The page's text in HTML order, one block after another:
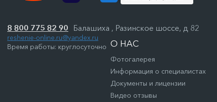
О НАС
Фотогалерея
Информация о специалистах
Документы и лицензии
Видео отзывы
8 800 775 82 90 Балашиха , Разинское шоссе, д 82
reshenie-online.ru@yandex.ru
Время работы: круглосуточно